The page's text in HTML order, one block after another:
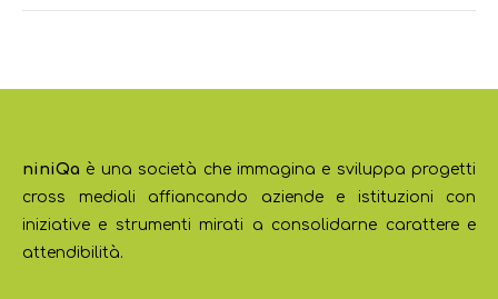
niniQa è una società che immagina e sviluppa progetti
cross mediali affiancando aziende e istituzioni con
iniziative e strumenti mirati a consolidarne carattere e
attendibilità.